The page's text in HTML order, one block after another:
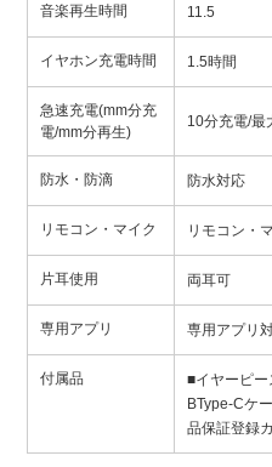
音楽再生時間 11.5
イヤホン充電時間 1.5時間
急速充電(mm分充
電/mm分再生)
10分充電/最
防水・防滴 防水対応
リモコン・マイク リモコン・
片耳使用 両耳可
専用アプリ 専用アプリ
付属品
■イヤーピ
BType-Cケ
品保証登録